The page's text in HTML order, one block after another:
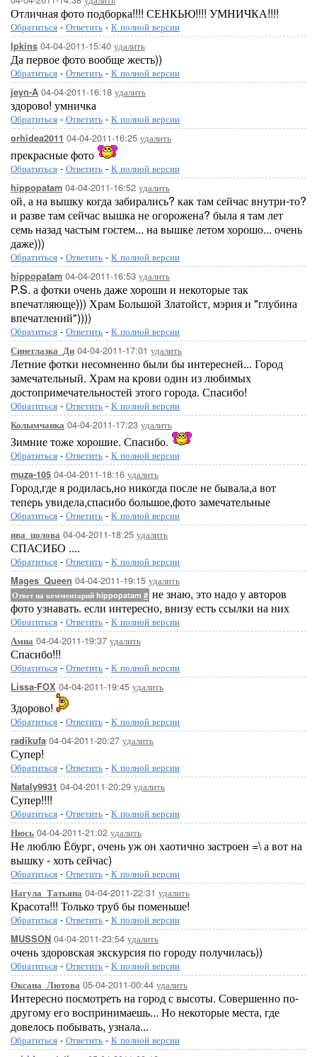
Отличная фото подборка!!!! СЕНКЬЮ!!!! УМНИЧКА!!!!
Обратиться - Ответить - К полной версии
Ipkins 04-04-2011-15:40 удалить
Да первое фото вообще жесть))
Обратиться - Ответить - К полной версии
jeyn-A 04-04-2011-16:18 удалить
здорово! умничка
Обратиться - Ответить - К полной версии
orhidea2011 04-04-2011-16:25 удалить
прекрасные фото
Обратиться - Ответить - К полной версии
hippopatam 04-04-2011-16:52 удалить
ой, а на вышку когда забирались? как там сейчас внутри-то?
и разве там сейчас вышка не огорожена? была я там лет
семь назад частым гостем... на вышке летом хорошо... очень
даже)))
Обратиться - Ответить - К полной версии
hippopatam 04-04-2011-16:53 удалить
P.S. а фотки очень даже хороши и некоторые так
впечатляюще))) Храм Большой Златойст, мэрия и "глубина
впечатлений"))))
Обратиться - Ответить - К полной версии
Синеглазка_Ди 04-04-2011-17:01 удалить
Летние фотки несомненно были бы интересней... Город
замечательный. Храм на крови один из любимых
достопримечательностей этого города. Спасибо!
Обратиться - Ответить - К полной версии
Колымчанка 04-04-2011-17:23 удалить
Зимние тоже хорошие. Спасибо.
Обратиться - Ответить - К полной версии
muza-105 04-04-2011-18:16 удалить
Город,где я родилась,но никогда после не бывала,а вот
теперь увидела,спасибо большое,фото замечательные
Обратиться - Ответить - К полной версии
ива_цолова 04-04-2011-18:25 удалить
СПАСИБО ....
Обратиться - Ответить - К полной версии
Mages_Queen 04-04-2011-19:15 удалить
Ответ на комментарий hippopatam # не знаю, это надо у авторов
фото узнавать. если интересно, внизу есть ссылки на них
Обратиться - Ответить - К полной версии
Амиа 04-04-2011-19:37 удалить
Спасибо!!!
Обратиться - Ответить - К полной версии
Lissa-FOX 04-04-2011-19:45 удалить
Здорово!
Обратиться - Ответить - К полной версии
radikufa 04-04-2011-20:27 удалить
Супер!
Обратиться - Ответить - К полной версии
Nataly9931 04-04-2011-20:29 удалить
Супер!!!!
Обратиться - Ответить - К полной версии
Нюсь 04-04-2011-21:02 удалить
Не люблю Ёбург, очень уж он хаотично застроен =\ а вот на
вышку - хоть сейчас)
Обратиться - Ответить - К полной версии
Нагула_Татьяна 04-04-2011-22:31 удалить
Красота!!! Только труб бы поменьше!
Обратиться - Ответить - К полной версии
MUSSON 04-04-2011-23:54 удалить
очень здоровская экскурсия по городу получилась))
Обратиться - Ответить - К полной версии
Оксана_Лютова 05-04-2011-00:44 удалить
Интересно посмотреть на город с высоты. Совершенно по-
другому его воспринимаешь... Но некоторые места, где
довелось побывать, узнала...
Обратиться - Ответить - К полной версии